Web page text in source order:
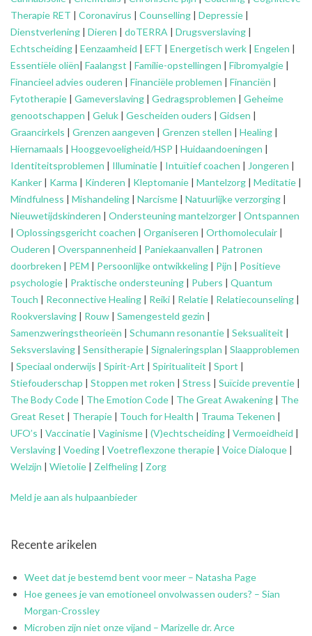
Therapie RET | Coronavirus | Counselling | Depressie |
Dienstverlening | Dieren | doTERRA | Drugsverslaving |
Echtscheiding | Eenzaamheid | EFT | Energetisch werk | Engelen |
Essentiële oliën| Faalangst | Familie-opstellingen | Fibromyalgie |
Financieel advies ouderen | Financiële problemen | Financiën |
Fytotherapie | Gameverslaving | Gedragsproblemen | Geheime
genootschappen | Geluk | Gescheiden ouders | Gidsen |
Graancirkels | Grenzen aangeven | Grenzen stellen | Healing |
Hiernamaals | Hooggevoeligheid/HSP | Huidaandoeningen |
Identiteitsproblemen | Illuminatie | Intuïtief coachen | Jongeren |
Kanker | Karma | Kinderen | Kleptomanie | Mantelzorg | Meditatie |
Mindfulness | Mishandeling | Narcisme | Natuurlijke verzorging |
Nieuwetijdskinderen | Ondersteuningmantelzorger | Ontspannen
| Oplossingsgericht coachen | Organiseren | Orthomoleculair |
Ouderen | Overspannenheid | Paniekaanvallen | Patronen
doorbreken | PEM | Persoonlijke ontwikkeling | Pijn | Positieve
psychologie | Praktische ondersteuning | Pubers | Quantum
Touch | Reconnective Healing | Reiki | Relatie | Relatiecounseling |
Rookverslaving | Rouw | Samengesteld gezin |
Samenzweringstheorieën | Schumann resonantie | Seksualiteit |
Seksverslaving | Sensitherapie | Signaleringsplan | Slaapproblemen
| Speciaal onderwijs | Spirit-Art | Spiritualiteit | Sport |
Stiefouderschap | Stoppen met roken | Stress | Suïcide preventie |
The Body Code | The Emotion Code | The Great Awakening | The
Great Reset | Therapie | Touch for Health | Trauma Tekenen |
UFO’s | Vaccinatie | Vaginisme | (V)echtscheiding | Vermoeidheid |
Verslaving | Voeding | Voetreflexzone therapie | Voice Dialoque |
Welzijn | Wietolie | Zelfheling | Zorg
Meld je aan als hulpaanbieder
Recente arikelen
Weet dat je bestemd bent voor meer – Natasha Page
Hoe genees je van emotioneel onvolwassen ouders? – Sian
Morgan-Crossley
Microben zijn niet onze vijand – Marizelle dr. Arce